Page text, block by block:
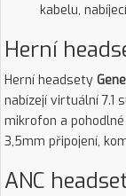
kabelu,
Herní
Herní headsety
nabízejí virtuální 7.1
mikrofon a
3,5mm připojení,
ANC